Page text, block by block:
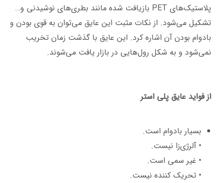
پلاستیک‌های PET بازیافت شده مانند بطری‌های نوشیدنی و…
تشکیل می‌شود. از نکات مثبت این عایق می‌توان به قوی بودن و
بادوام بودن آن اشاره کرد. این عایق با گذشت زمان تخریب
نمی‌شود و به شکل‌ رول‌هایی در بازار یافت می‌شوند.
از فواید عایق پلی استر
بسیار بادوام است.
• آلرژی‌زا نیست.
• غیر سمی است.
• تحریک کننده نیست.